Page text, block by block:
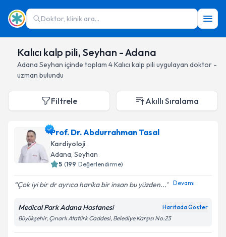
Doktor, klinik ara...
Kalıcı kalp pili, Seyhan - Adana
Adana Seyhan içinde toplam 4Kalıcı kalp pili uygulayan doktor -
uzman bulundu
Filtrele Akıllı Sıralama
Prof. Dr. Abdurrahman Tasal
Kardiyoloji
Adana, Seyhan
5 (199 Değerlendirme)
Çok iyi bir dr ayrıca harika bir insan bu yüzden... Devamı
Medical Park Adana Hastanesi Haritada Göster
Büyükşehir, Çınarlı Atatürk Caddesi, Belediye Karşısı No:23